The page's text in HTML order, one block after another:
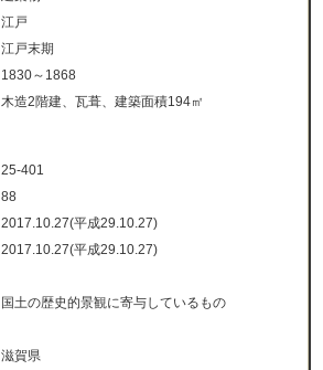
江戸
江戸末期
1830～1868
木造2階建、瓦葺、建築面積194㎡
25-401
88
2017.10.27(平成29.10.27)
2017.10.27(平成29.10.27)
国土の歴史的景観に寄与しているもの
滋賀県